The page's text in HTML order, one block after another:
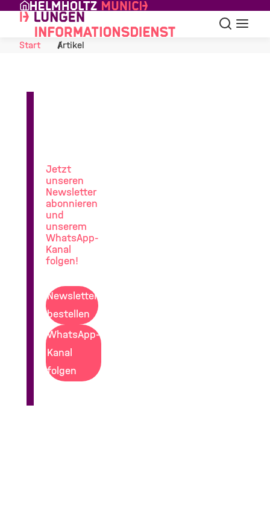
Skip to Content
Suche
Start
Artikel
Jetzt
unseren
Newsletter
abonnieren
und
unserem
WhatsApp-
Kanal
folgen!
Newsletter
bestellen
WhatsApp-
Kanal
folgen